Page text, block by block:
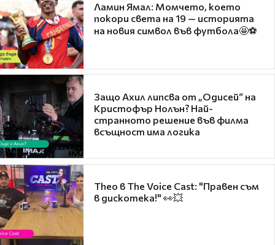
Ламин Ямал: Момчето, което
покори света на 19 — историята
на новия символ във футбола🤩⚽
Защо Ахил липсва от „Одисей“ на
Кристофър Нолън? Най-
странното решение във филма
всъщност има логика
Theo в The Voice Cast: "Правен съм
в дискотека!" 👀💥